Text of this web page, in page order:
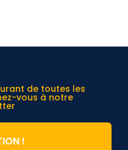
de toutes les
vous à notre
!